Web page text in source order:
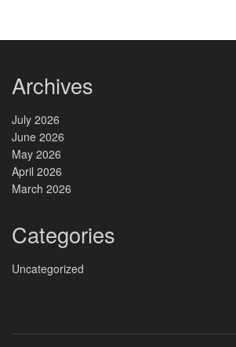
Archives
July 2026
June 2026
May 2026
April 2026
March 2026
Categories
Uncategorized